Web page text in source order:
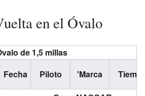
en el Óvalo
de 1,5 millas
Fecha Piloto 'Marca